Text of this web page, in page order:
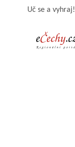
Uč se a vyhraj!